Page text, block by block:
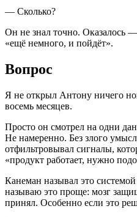
— Сколько?
Он не знал точно. Оказалось
«ещё немного, и пойдёт».
Вопрос
Я не открыл Антону ничего
восемь месяцев.
Просто он смотрел на одни
Не намеренно. Без злого
отфильтровывал сигналы,
«продукт работает, нужно
Канеман называл это
называю это проще: мозг
принял. Особенно если это